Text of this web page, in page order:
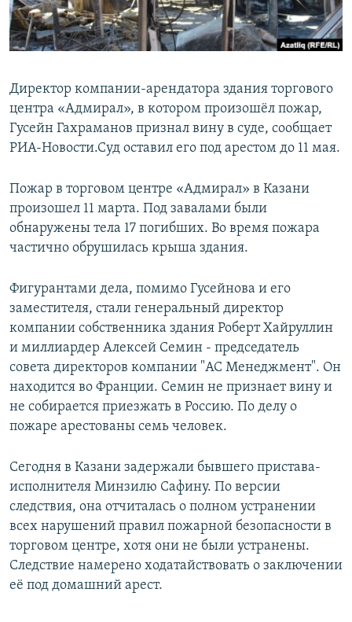
Директор компании-арендатора здания торгового
центра «Адмирал», в котором произошёл пожар,
Гусейн Гахраманов признал вину в суде, сообщает
РИА-Новости.Суд оставил его под арестом до 11 мая.
Пожар в торговом центре «Адмирал» в Казани
произошел 11 марта. Под завалами были
обнаружены тела 17 погибших. Во время пожара
частично обрушилась крыша здания.
Фигурантами дела, помимо Гусейнова и его
заместителя, стали генеральный директор
компании собственника здания Роберт Хайруллин
и миллиардер Алексей Семин - председатель
совета директоров компании "АС Менеджмент". Он
находится во Франции. Семин не признает вину и
не собирается приезжать в Россию. По делу о
пожаре арестованы семь человек.
Сегодня в Казани задержали бывшего пристава-
исполнителя Минзилю Сафину. По версии
следствия, она отчиталась о полном устранении
всех нарушений правил пожарной безопасности в
торговом центре, хотя они не были устранены.
Следствие намерено ходатайствовать о заключении
её под домашний арест.